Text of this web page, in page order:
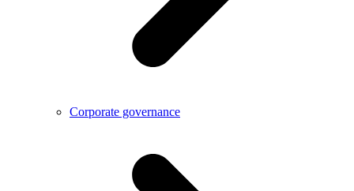
Corporate governance